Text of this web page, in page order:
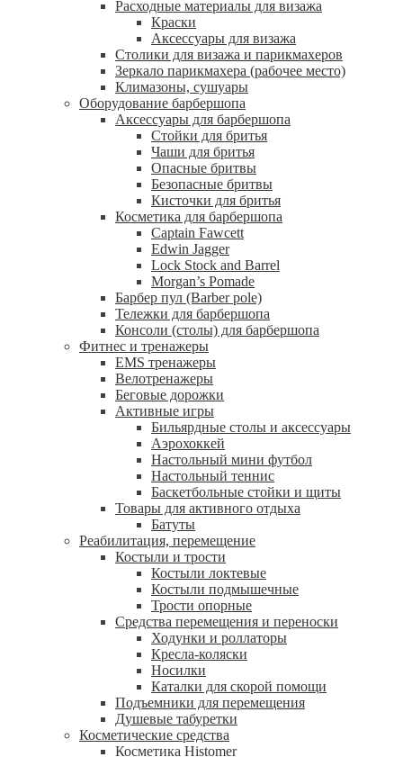
Расходные материалы для визажа
Краски
Аксессуары для визажа
Столики для визажа и парикмахеров
Зеркало парикмахера (рабочее место)
Климазоны, сушуары
Оборудование барбершопа
Аксессуары для барбершопа
Стойки для бритья
Чаши для бритья
Опасные бритвы
Безопасные бритвы
Кисточки для бритья
Косметика для барбершопа
Captain Fawcett
Edwin Jagger
Lock Stock and Barrel
Morgan’s Pomade
Барбер пул (Barber pole)
Тележки для барбершопа
Консоли (столы) для барбершопа
Фитнес и тренажеры
EMS тренажеры
Велотренажеры
Беговые дорожки
Активные игры
Бильярдные столы и аксессуары
Аэрохоккей
Настольный мини футбол
Настольный теннис
Баскетбольные стойки и щиты
Товары для активного отдыха
Батуты
Реабилитация, перемещение
Костыли и трости
Костыли локтевые
Костыли подмышечные
Трости опорные
Средства перемещения и переноски
Ходунки и роллаторы
Кресла-коляски
Носилки
Каталки для скорой помощи
Подъемники для перемещения
Душевые табуретки
Косметические средства
Косметика Histomer